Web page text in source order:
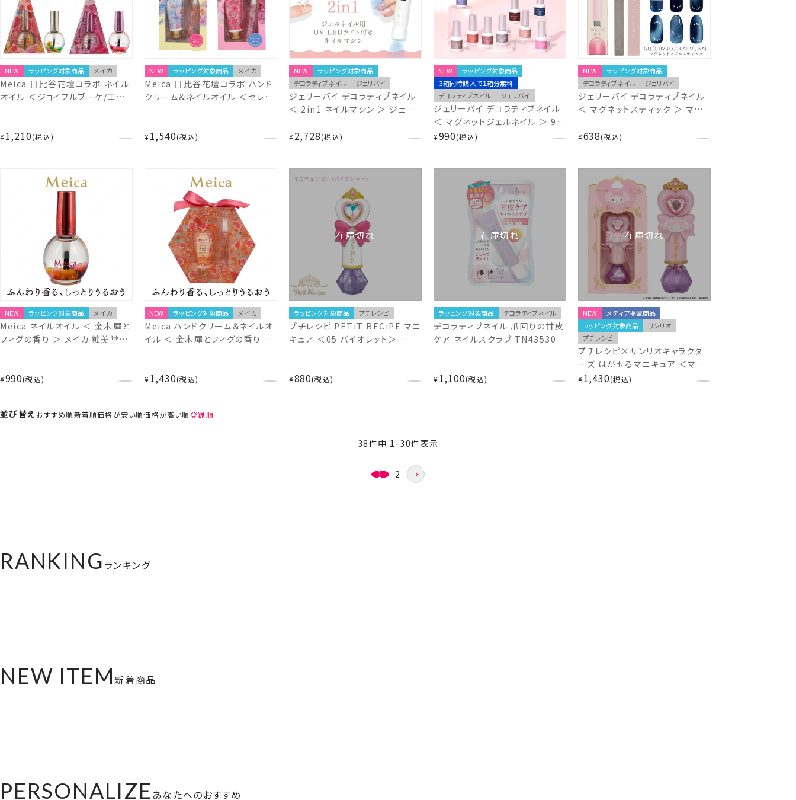
NEW ラッピング対象商品 メイカ
Meica 日比谷花壇コラボ ネイル
オイル ＜ジョイフルブーケ/エンブ
¥1,210 税込
NEW ラッピング対象商品 メイカ
Meica 日比谷花壇コラボ ハンド
クリーム＆ネイルオイル ＜セレニ
堂 shobido
¥1,540 税込
NEW
ラッピング対象商品
デコラティブネイル
ジェリバイ
ジェリーバイ デコラティブネイル
＜ 2in1 ネイルマシン ＞ ジェル
美堂 SHOBIDO ジェリバイ
¥2,728 税込
NEW
ラッピング対象商品
３箱同時購入で１箱分無料
デコラティブネイル
ジェリバイ
ジェリーバイ デコラティブネイル
＜ マグネットジェルネイル ＞ 9色
ジェルネイル 粧美堂 SHOBIDO
¥990 税込
NEW
ラッピング対象商品
デコラティブネイル
ジェリバイ
ジェリーバイ デコラティブネイル
＜ マグネットスティック ＞ マグ
SHOBIDO ジェルネイル
¥638 税込
NEW ラッピング対象商品 メイカ
Meica ネイルオイル ＜ 金木犀と
フィグの香り ＞ メイカ 粧美堂
¥990 税込
NEW ラッピング対象商品 メイカ
Meica ハンドクリーム＆ネイルオ
イル ＜ 金木犀とフィグの香り ＞
¥1,430 税込
在庫切れ
ラッピング対象商品 プチレシピ
プチレシピ PETiT RECiPE マニ
キュア ＜05 バイオレット＞
¥880 税込
在庫切れ
ラッピング対象商品 デコラティブネイル
デコラティブネイル 爪回りの甘皮
ケア ネイルスクラブ TN43530
¥1,100 税込
在庫切れ
NEW
メディア掲載商品
ラッピング対象商品
サンリオ
プチレシピ
プチレシピ×サンリオキャラクタ
ーズ はがせるマニキュア ＜マイ
メロディ パープル＞ MM43644
¥1,430 税込
並び替え おすすめ順新着順価格が安い順価格が高い順登録順
38件中 1 -30件表示
1 2
RANKING ランキング
NEW ITEM新着商品
PERSONALIZE あなたへのおすすめ